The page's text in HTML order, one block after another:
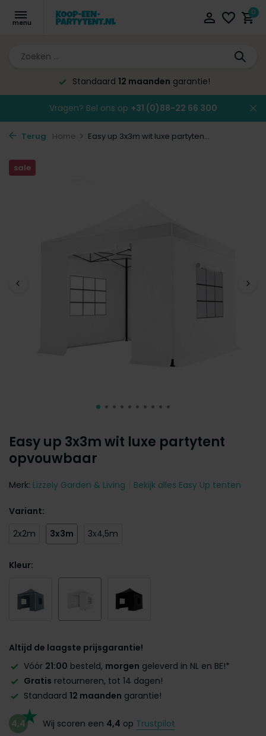
0
Standaard 12 maanden garantie!
Vragen? Bel ons op +31 (0)88-22 66 300
Terug Home Easy up 3x3m wit luxe partyten...
Easy up 3x3m wit luxe partytent
opvouwbaar
sale
Merk: Lizzely Garden & Living Bekijk alles Easy Up tenten
Variant:
2x2m
3x3m 3x4,5m
Kleur:
Altijd de laagste prijsgarantie!
Vóór 21:00 besteld, morgen geleverd in NL en BE!*
Gratis retourneren, tot 14 dagen!
Standaard 12 maanden garantie!
4,4 Wij scoren een 4,4 op Trustpilot